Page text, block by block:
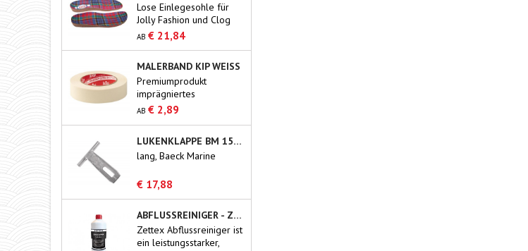
Lose Einlegesohle für
Jolly Fashion und Clog
AB€ 21,84
MALERBAND KIP WEISS
Premiumprodukt
imprägniertes
Kreppband für den
professionellen
AB€ 2,89
LUKENKLAPPE BM 150/165 MM
lang, Baeck Marine
€ 17,88
ABFLUSSREINIGER - ZETTEX
Zettex Abflussreiniger ist
ein leistungsstarker,